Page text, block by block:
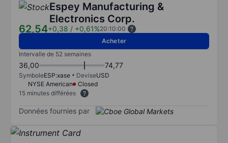
Espey Manufacturing &
Electronics Corp.
62,54+0,38 / +0,61%20:10:00
Acheter
Intervalle de 52 semaines
36,00 74,77
SymboleESP:xase DeviseUSD
NYSE American
Closed
15 minutes différées
Données fournies par